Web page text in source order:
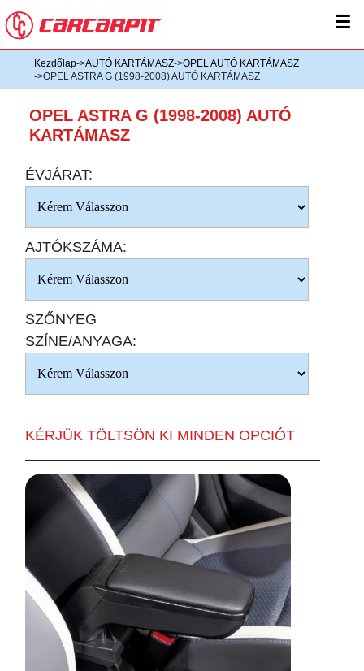
☰
Kezdőlap->AUTÓ KARTÁMASZ->OPEL AUTÓ KARTÁMASZ
->OPEL ASTRA G (1998-2008) AUTÓ KARTÁMASZ
OPEL ASTRA G (1998-2008) AUTÓ
KARTÁMASZ
ÉVJÁRAT:
AJTÓKSZÁMA:
SZŐNYEG
SZÍNE/ANYAGA:
KÉRJÜK TÖLTSÖN KI MINDEN OPCIÓT